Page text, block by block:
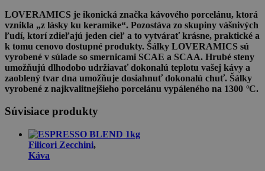
LOVERAMICS je ikonická značka kávového porcelánu, ktorá
vznikla „z lásky ku keramike“. Pozostáva zo skupiny vášnivých
ľudí, ktorí zdieľajú jeden cieľ a to vytvárať krásne, praktické a
k tomu cenovo dostupné produkty. Šálky LOVERAMICS sú
vyrobené v súlade so smernicami SCAE a SCAA. Hrubé steny
umožňujú dlhodobo udržiavať dokonalú teplotu vašej kávy a
zaoblený tvar dna umožňuje dosiahnuť dokonalú chuť. Šálky
vyrobené z najkvalitnejšieho porcelánu vypáleného na 1300 °C.
Súvisiace produkty
Filicori Zecchini,
Káva